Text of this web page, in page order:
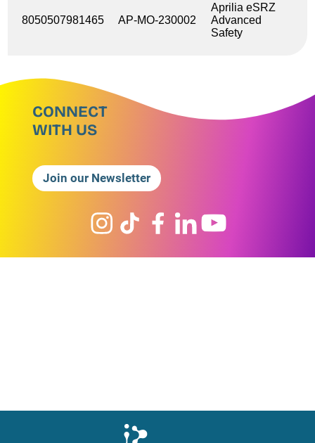
8050507981465 AP-MO-230002
Aprilia eSRZ
Advanced
Safety
CONNECT
WITH US
Join our Newsletter